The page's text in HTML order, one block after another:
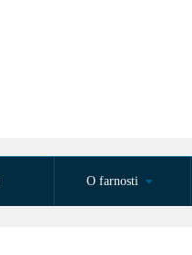
O farnosti